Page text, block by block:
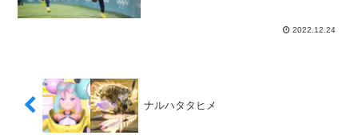
2022.12.24
ナルハタタヒメ